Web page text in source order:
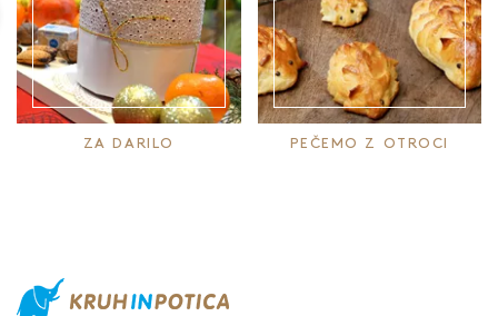
ZA DARILO PEČEMO Z OTROCI